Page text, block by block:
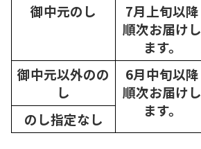
御中元のし
7月上旬以降
順次お届けし
ます。
御中元以外のの
し
6月中旬以降
順次お届けし
ます。
のし指定なし